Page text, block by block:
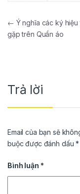
Điều hướng
← Ý nghĩa các ký hiệu
gặp trên Quần áo
Trả lời
Email của bạn sẽ
buộc được đánh dấu*
Bình luận *